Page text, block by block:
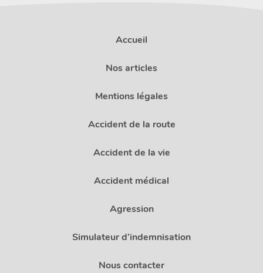
Accueil
Nos articles
Mentions légales
Accident de la route
Accident de la vie
Accident médical
Agression
Simulateur d’indemnisation
Nous contacter